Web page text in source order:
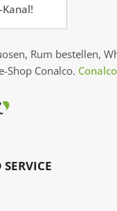
Rum bestellen,
Shop Conalco.